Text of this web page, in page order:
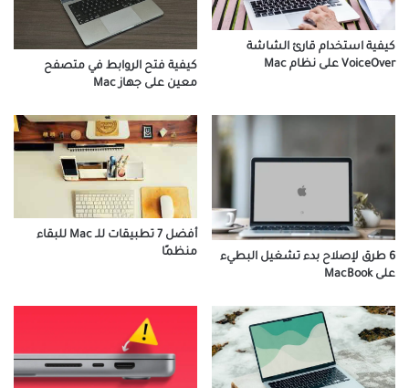
كيفية استخدام قارئ الشاشة
VoiceOver على نظام Mac
كيفية فتح الروابط في متصفح
معين على جهاز Mac
6 طرق لإصلاح بدء تشغيل البطيء
على MacBook
أفضل 7 تطبيقات للـ Mac للبقاء
منظمًا